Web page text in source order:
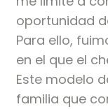
oportunidad
Para ello,
en el que el
Este modelo
familia que